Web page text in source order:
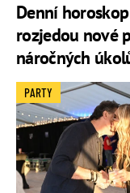
Denní
rozjedou nové
náročných
PARTY